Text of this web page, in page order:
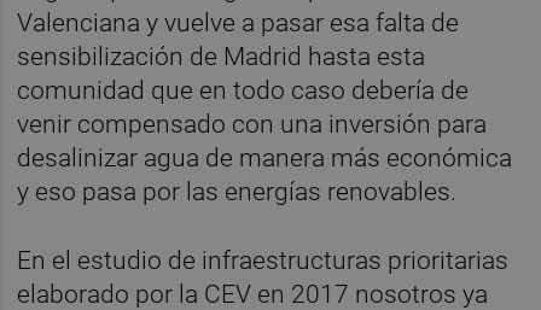
Valenciana y vuelve a pasar esa falta de
sensibilización de Madrid hasta esta
comunidad que en todo caso debería de
venir compensado con una inversión para
desalinizar agua de manera más económica
y eso pasa por las energías renovables.
En el estudio de infraestructuras prioritarias
elaborado por la CEV en 2017 nosotros ya